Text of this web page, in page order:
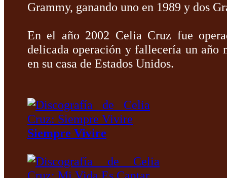
Grammy, ganando uno en 1989 y dos
En el año 2002 Celia Cruz fue
delicada operación y fallecería un año
en su casa de Estados Unidos.
Siempre Vivire